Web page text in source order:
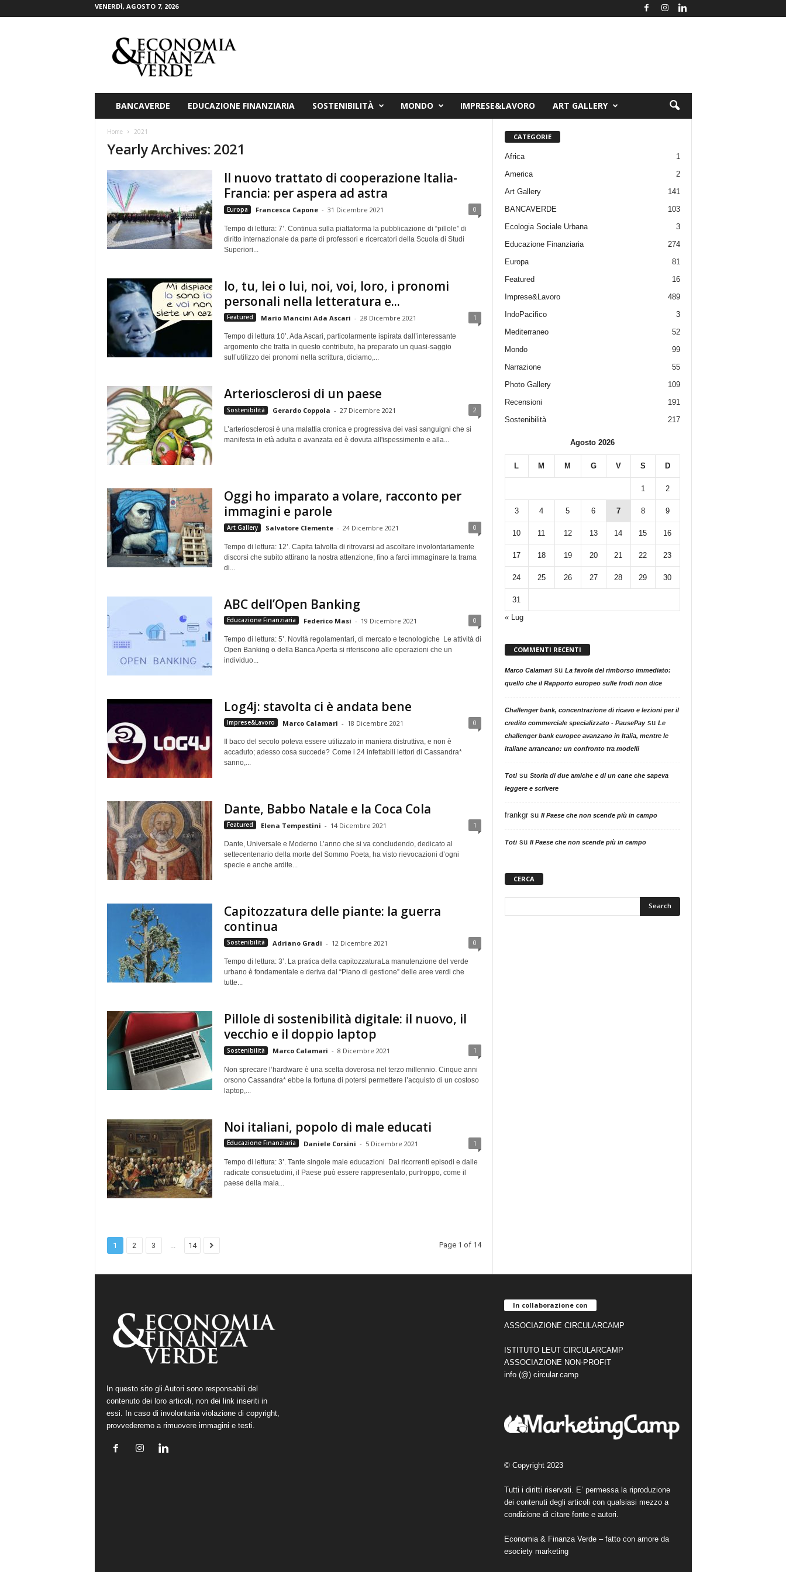
VENERDÌ, AGOSTO 7, 2026
BANCAVERDE EDUCAZIONE FINANZIARIA SOSTENIBILITÀ MONDO IMPRESE&LAVORO ART GALLERY
Home 2021
Yearly Archives: 2021
Il nuovo trattato di cooperazione Italia-
Francia: per aspera ad astra
Europa Francesca Capone - 31 Dicembre 2021 0
Tempo di lettura: 7’. Continua sulla piattaforma la pubblicazione di “pillole” di
diritto internazionale da parte di professori e ricercatori della Scuola di Studi
Superiori...
Io, tu, lei o lui, noi, voi, loro, i pronomi
personali nella letteratura e...
Featured Mario Mancini Ada Ascari - 28 Dicembre 2021 1
Tempo di lettura 10’. Ada Ascari, particolarmente ispirata dall’interessante
argomento che tratta in questo contributo, ha preparato un quasi-saggio
sull’utilizzo dei pronomi nella scrittura, diciamo,...
Arteriosclerosi di un paese
Sostenibilità Gerardo Coppola - 27 Dicembre 2021 2
L’arteriosclerosi è una malattia cronica e progressiva dei vasi sanguigni che si
manifesta in età adulta o avanzata ed è dovuta all'ispessimento e alla...
Oggi ho imparato a volare, racconto per
immagini e parole
Art Gallery Salvatore Clemente - 24 Dicembre 2021 0
Tempo di lettura: 12’. Capita talvolta di ritrovarsi ad ascoltare involontariamente
discorsi che subito attirano la nostra attenzione, fino a farci immaginare la trama
di...
ABC dell’Open Banking
Educazione Finanziaria Federico Masi - 19 Dicembre 2021 0
Tempo di lettura: 5’. Novità regolamentari, di mercato e tecnologiche Le attività di
Open Banking o della Banca Aperta si riferiscono alle operazioni che un
individuo...
Log4j : stavolta ci è andata bene
Imprese&Lavoro Marco Calamari - 18 Dicembre 2021 0
Il baco del secolo poteva essere utilizzato in maniera distruttiva, e non è
accaduto; adesso cosa succede? Come i 24 infettabili lettori di Cassandra*
sanno,...
Dante, Babbo Natale e la Coca Cola
Featured Elena Tempestini - 14 Dicembre 2021 1
Dante, Universale e Moderno L’anno che si va concludendo, dedicato al
settecentenario della morte del Sommo Poeta, ha visto rievocazioni d’ogni
specie e anche ardite...
Capitozzatura delle piante: la guerra
continua
Sostenibilità Adriano Gradi - 12 Dicembre 2021 0
Tempo di lettura: 3’. La pratica della capitozzatura ​La manutenzione del verde
urbano è fondamentale e deriva dal “Piano di gestione” delle aree verdi che
tutte...
Pillole di sostenibilità digitale: il nuovo, il
vecchio e il doppio laptop
Sostenibilità Marco Calamari - 8 Dicembre 2021 1
Non sprecare l’hardware è una scelta doverosa nel terzo millennio. Cinque anni
orsono Cassandra* ebbe la fortuna di potersi permettere l’acquisto di un costoso
laptop,...
Noi italiani, popolo di male educati
Educazione Finanziaria Daniele Corsini - 5 Dicembre 2021 1
Tempo di lettura: 3’. Tante singole male educazioni Dai ricorrenti episodi e dalle
radicate consuetudini, il Paese può essere rappresentato, purtroppo, come il
paese della mala...
1 2 3 14 Page 1 of 14
CATEGORIE
Africa
1
America
2
Art Gallery
141
BANCAVERDE
103
Ecologia Sociale Urbana
3
Educazione Finanziaria
274
Europa
81
Featured
16
Imprese&Lavoro
489
IndoPacifico
3
Mediterraneo
52
Mondo
99
Narrazione
55
Photo Gallery
109
Recensioni
191
Sostenibilità
217
Agosto 2026
L M M G V S D
1 2
3 4 5 6 7 8 9
10 11 12 13 14 15 16
17 18 19 20 21 22 23
24 25 26 27 28 29 30
31
« Lug
COMMENTI RECENTI
Marco Calamarisu La favola del rimborso immediato:
quello che il Rapporto europeo sulle frodi non dice
Challenger bank, concentrazione di ricavo e lezioni per il
credito commerciale specializzato - PausePaysu Le
challenger bank europee avanzano in Italia, mentre le
italiane arrancano: un confronto tra modelli
Totisu Storia di due amiche e di un cane che sapeva
leggere e scrivere
frankgrsu Il Paese che non scende più in campo
Totisu Il Paese che non scende più in campo
CERCA
In questo sito gli Autori sono responsabili del
contenuto dei loro articoli, non dei link inseriti in
essi. In caso di involontaria violazione di copyright,
provvederemo a rimuovere immagini e testi.
In collaborazione con
ASSOCIAZIONE CIRCULARCAMP
ISTITUTO LEUT CIRCULARCAMP
ASSOCIAZIONE NON-PROFIT
info (@) circular.camp
© Copyright 2023
Tutti i diritti riservati. E’ permessa la riproduzione
dei contenuti degli articoli con qualsiasi mezzo a
condizione di citare fonte e autori.
Economia & Finanza Verde – fatto con amore da
esociety marketing